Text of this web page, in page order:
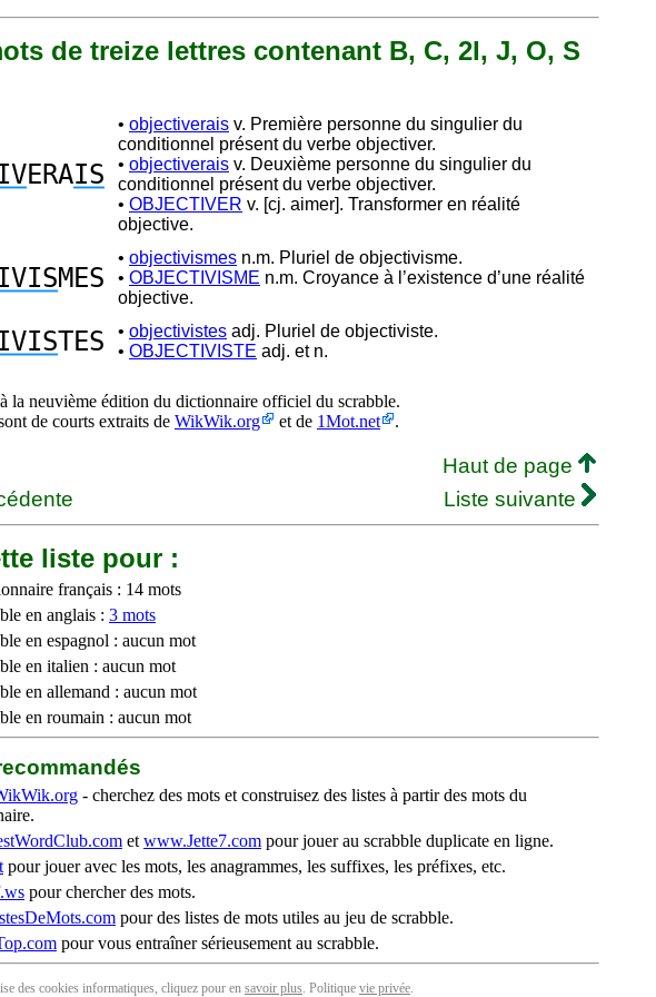
de treize lettres contenant B, C, 2I, J, O, S
ERAIS
• objectiverais v. Première personne du singulier du
conditionnel présent du verbe objectiver.
• objectiverais v. Deuxième personne du singulier du
conditionnel présent du verbe objectiver.
• OBJECTIVER v. [cj. aimer]. Transformer en réalité
objective.
MES
• objectivismes n.m. Pluriel de objectivisme.
• OBJECTIVISME n.m. Croyance à l’existence d’une réalité
objective.
TES • objectivistes adj. Pluriel de objectiviste.
• OBJECTIVISTE adj. et n.
la neuvième édition du dictionnaire officiel du scrabble.
de courts extraits de WikWik.org et de 1Mot.net .
Haut de page
Liste suivante
liste pour :
français : 14 mots
en anglais : 3 mots
en espagnol : aucun mot
en italien : aucun mot
en allemand : aucun mot
en roumain : aucun mot
- cherchez des mots et construisez des listes à partir des mots du
et www.Jette7.com pour jouer au scrabble duplicate en ligne.
pour jouer avec les mots, les anagrammes, les suffixes, les préfixes, etc.
pour chercher des mots.
pour des listes de mots utiles au jeu de scrabble.
pour vous entraîner sérieusement au scrabble.
des cookies informatiques, cliquez pour en savoir plus. Politique vie privée.